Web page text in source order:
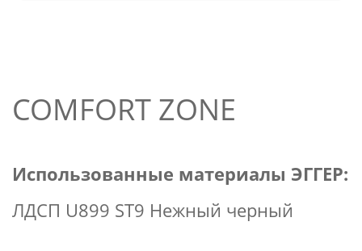
COMFORT ZONE
Использованные материалы ЭГГЕР:
ЛДСП U899 ST9 Нежный черный